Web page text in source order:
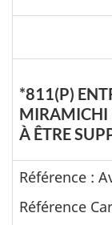
*811(P)
MIRAMICHI
À ÊTRE
Référence :
Référence